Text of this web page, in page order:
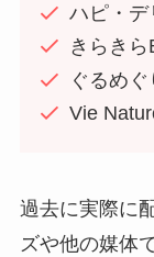
ハピ・デ
きらき
ぐるめぐ
Vie
過去に実際に
ズや他の媒体